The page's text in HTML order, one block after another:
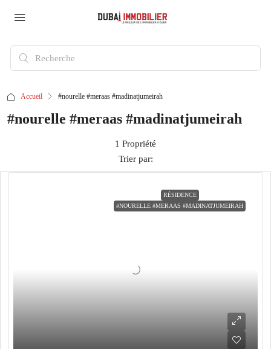
Accueil #nourelle #meraas #madinatjumeirah
#nourelle #meraas #madinatjumeirah
1 Propriété
Trier par:
RÉSIDENCE
#NOURELLE #MERAAS #MADINATJUMEIRAH